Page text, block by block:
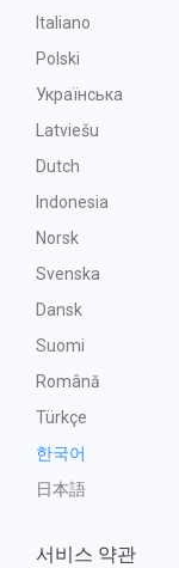
Italiano
Polski
Українська
Latviešu
Dutch
Indonesia
Norsk
Svenska
Dansk
Suomi
Română
Türkçe
한국어
日本語
서비스 약관